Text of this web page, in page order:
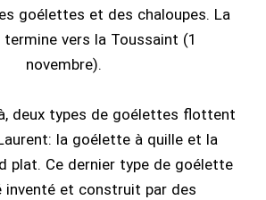
goélettes et des chaloupes. La
termine vers la Toussaint (1
novembre).
deux types de goélettes flottent
la goélette à quille et la
plat. Ce dernier type de goélette
inventé et construit par des